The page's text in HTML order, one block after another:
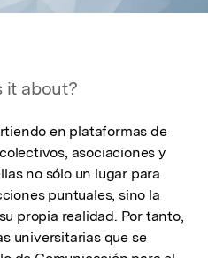
it about?
en plataformas de
asociaciones y
no sólo un lugar para
puntuales, sino la
propia realidad. Por tanto,
universitarias que se